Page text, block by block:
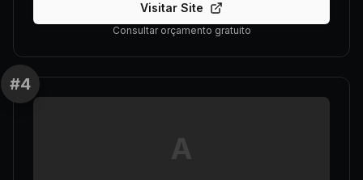
Visitar Site
Consultar orçamento gratuito
#4
A